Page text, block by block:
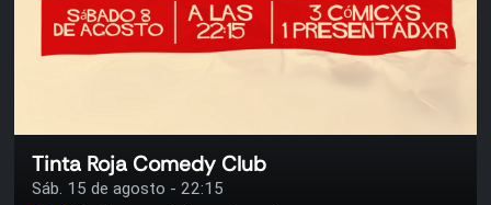
Tinta Roja Comedy Club
Sáb. 15 de agosto - 22:15